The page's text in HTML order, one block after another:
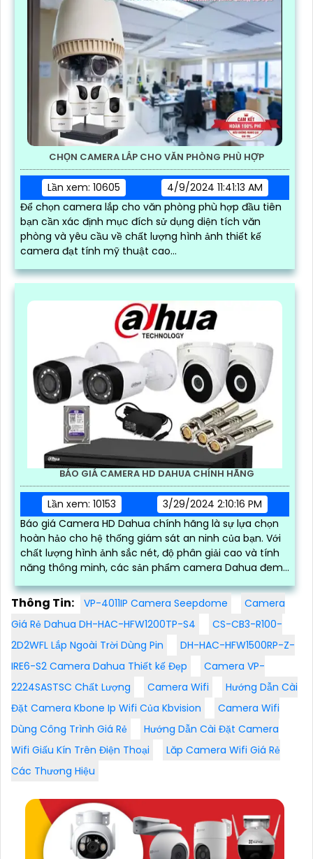
CHỌN CAMERA LẮP CHO VĂN PHÒNG PHÙ HỢP
Lần xem: 10605
4/9/2024 11:41:13 AM
Để chọn camera lắp cho văn phòng phù hợp đầu tiên
bạn cần xác định mục đích sử dụng diện tích văn
phòng và yêu cầu về chất lượng hình ảnh thiết kế
camera đạt tính mỹ thuật cao...
BÁO GIÁ CAMERA HD DAHUA CHÍNH HÃNG
Lần xem: 10153
3/29/2024 2:10:16 PM
Báo giá Camera HD Dahua chính hãng là sự lựa chọn
hoàn hảo cho hệ thống giám sát an ninh của bạn. Với
chất lượng hình ảnh sắc nét, độ phân giải cao và tính
năng thông minh, các sản phẩm camera Dahua đem
lại sự tin tưởng và an tâm cho người sử dụng
Thông Tin: VP-4011IP Camera Seepdome
Camera
Giá Rẻ Dahua DH-HAC-HFW1200TP-S4
CS-CB3-R100-
2D2WFL Lắp Ngoài Trời Dùng Pin
DH-HAC-HFW1500RP-Z-
IRE6-S2 Camera Dahua Thiết kế Đẹp
Camera VP-
2224SASTSC Chất Lượng
Camera Wifi
Hướng Dẫn Cài
Đặt Camera Kbone Ip Wifi Của Kbvision
Camera Wifi
Dùng Công Trình Giá Rẻ
Hướng Dẫn Cài Đặt Camera
Wifi Giấu Kín Trên Điện Thoại
Lăp Camera Wifi Giá Rẻ
Các Thương Hiệu